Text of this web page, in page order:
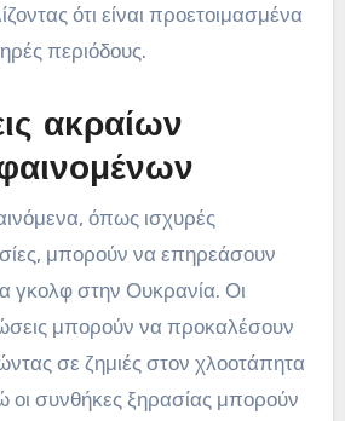
ότι είναι προετοιμασμένα
περιόδους.
ακραίων
όπως ισχυρές
μπορούν να επηρεάσουν
γκολφ στην Ουκρανία. Οι
μπορούν να προκαλέσουν
σε ζημιές στον χλοοτάπητα
οι συνθήκες ξηρασίας μπορούν